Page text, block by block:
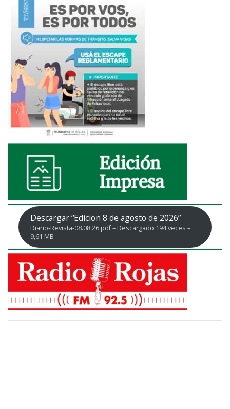
Descargar “Edicion 8 de agosto de 2026”
Diario-Revista-08.08.26.pdf – Descargado 194 veces –
9,61 MB